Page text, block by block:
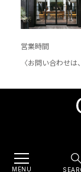
営業時間
〈お問い合わせは、
MENU